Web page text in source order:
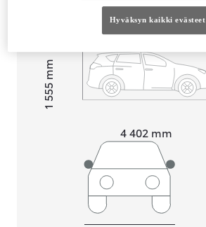
Pituus
4 402 mm
Korkeus1 555
mm
Hyväksyn kaikki evästeet